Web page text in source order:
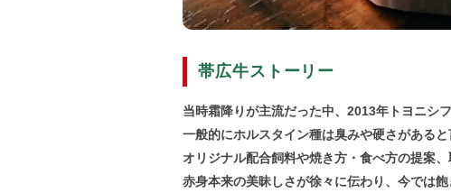
帯広牛ストーリー
当時霜降りが主流だった中、2013年トヨニシ
一般的にホルスタイン種は臭みや硬さがあると
オリジナル配合飼料や焼き方・食べ方の提案
赤身本来の美昧しさが徐々に伝わり、今では